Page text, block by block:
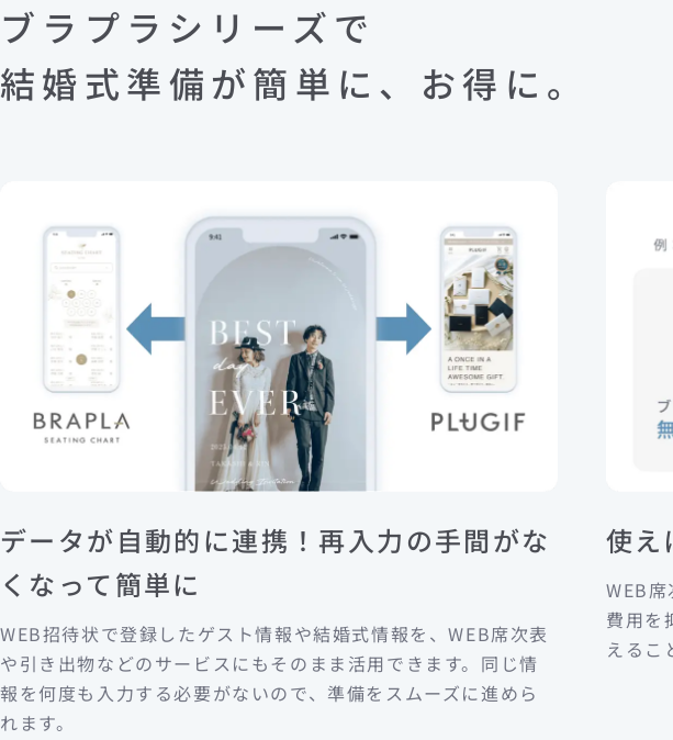
ブラプラシリーズで
結婚式準備が簡単に、お得に。
データが自動的に連携！再入力の手間がな
くなって簡単に
WEB招待状で登録したゲスト情報や結婚式情報を、WEB席次表
や引き出物などのサービスにもそのまま活用できます。同じ情
報を何度も入力する必要がないので、準備をスムーズに進めら
れます。
使え
WEB
費用を
えるこ